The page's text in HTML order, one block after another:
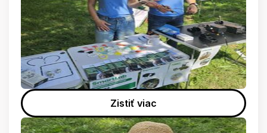
Zistiť viac